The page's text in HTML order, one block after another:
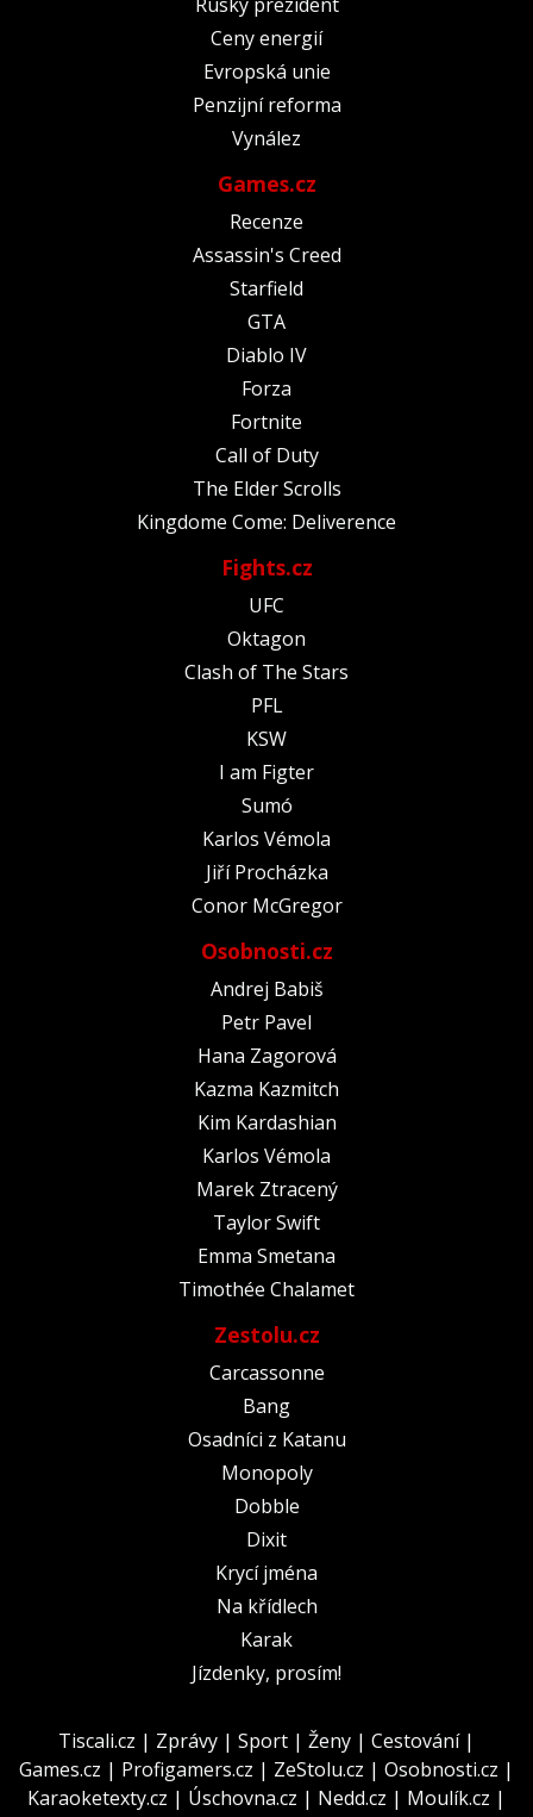
Ceny energií
Evropská unie
Penzijní reforma
Vynález
Games.cz
Recenze
Assassin's Creed
Starfield
GTA
Diablo IV
Forza
Fortnite
Call of Duty
The Elder Scrolls
Kingdome Come: Deliverence
Fights.cz
UFC
Oktagon
Clash of The Stars
PFL
KSW
I am Figter
Sumó
Karlos Vémola
Jiří Procházka
Conor McGregor
Osobnosti.cz
Andrej Babiš
Petr Pavel
Hana Zagorová
Kazma Kazmitch
Kim Kardashian
Karlos Vémola
Marek Ztracený
Taylor Swift
Emma Smetana
Timothée Chalamet
Zestolu.cz
Carcassonne
Bang
Osadníci z Katanu
Monopoly
Dobble
Dixit
Krycí jména
Na křídlech
Karak
Jízdenky, prosím!
Tiscali.cz | Zprávy | Sport | Ženy | Cestování|
Games.cz | Profigamers.cz | ZeStolu.cz | Osobnosti.cz |
Karaoketexty.cz | Úschovna.cz | Nedd.cz | Moulík.cz |